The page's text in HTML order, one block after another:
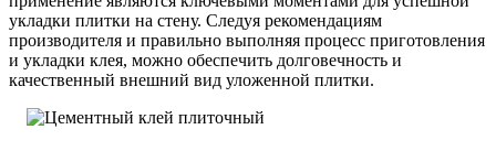
укладки плитки на стену. Следуя рекомендациям
производителя и правильно выполняя процесс приготовления
и укладки клея, можно обеспечить долговечность и
качественный внешний вид уложенной плитки.